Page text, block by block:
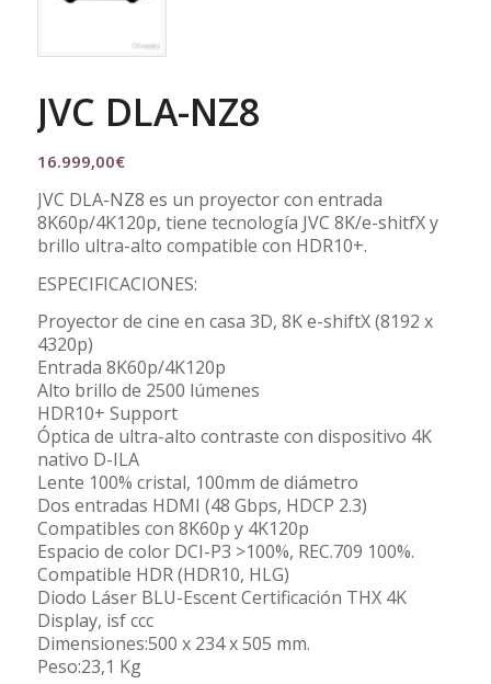
JVC DLA-NZ8
16.999,00€
JVC DLA-NZ8 es un proyector con entrada
8K60p/4K120p, tiene tecnología JVC 8K/e-shitfX y
brillo ultra-alto compatible con HDR10+.
ESPECIFICACIONES:
Proyector de cine en casa 3D, 8K e-shiftX (8192 x
4320p)
Entrada 8K60p/4K120p
Alto brillo de 2500 lúmenes
HDR10+ Support
Óptica de ultra-alto contraste con dispositivo 4K
nativo D-ILA
Lente 100% cristal, 100mm de diámetro
Dos entradas HDMI (48 Gbps, HDCP 2.3)
Compatibles con 8K60p y 4K120p
Espacio de color DCI-P3 >100%, REC.709 100%.
Compatible HDR (HDR10, HLG)
Diodo Láser BLU-Escent Certificación THX 4K
Display, isf ccc
Dimensiones:500 x 234 x 505 mm.
Peso:23,1 Kg